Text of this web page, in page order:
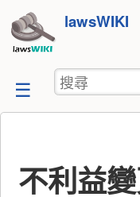
跳
至
容
lawsWIKI
搜
尋
不利益